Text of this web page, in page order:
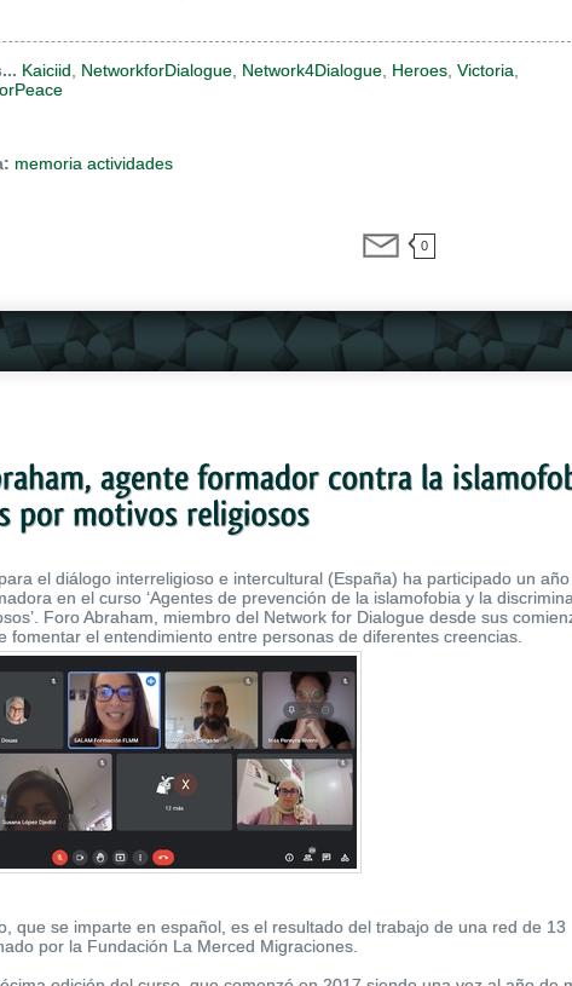
Kaiciid NetworkforDialogue Network4Dialogue Heroes Victoria
memoria actividades
0
el diálogo interreligioso e intercultural (España) ha participado un
en el curso ‘Agentes de prevención de la islamofobia y la
Foro Abraham, miembro del Network for Dialogue desde sus
fomentar el entendimiento entre personas de diferentes creencias.
que se imparte en español, es el resultado del trabajo de una red de 13
por la Fundación La Merced Migraciones.